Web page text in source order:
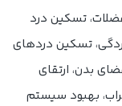
تسکین درد
تسکین دردهای
بدن، ارتقای
بهبود سیستم